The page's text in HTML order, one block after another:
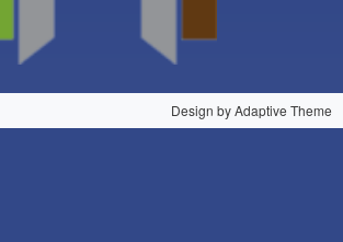
Design by Adaptive Theme